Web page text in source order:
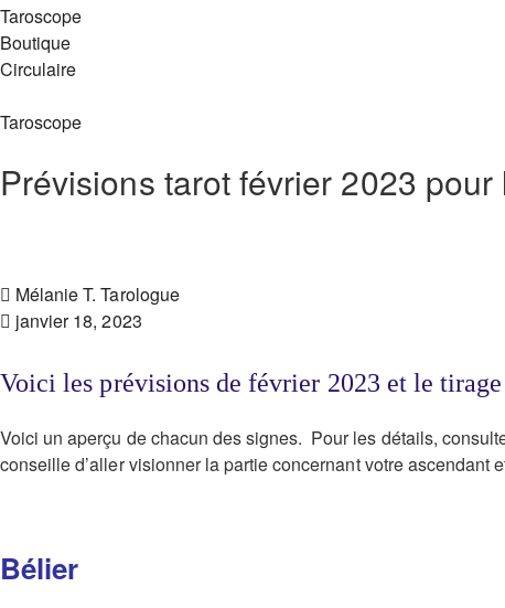
Taroscope
Boutique
Circulaire
Taroscope
Prévisions tarot février 2023
Mélanie T. Tarologue
janvier 18, 2023
Voici les prévisions de février 2023 et le
Voici un aperçu de chacun des signes. Pour les détails,
conseille d’aller visionner la partie concernant votre
Bélier